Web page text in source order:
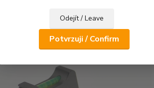
Odejít / Leave
Potvrzuji / Confirm